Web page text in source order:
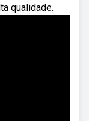
qualidade.